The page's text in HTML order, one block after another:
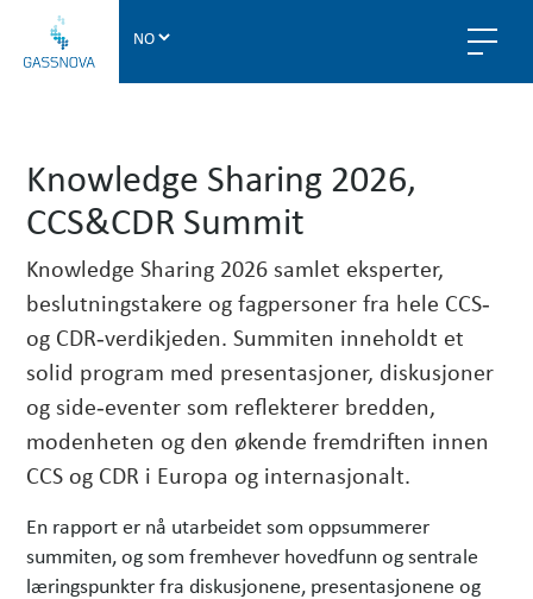
a
o
v
a
Knowledge Sharing 2026,
CCS&CDR Summit
Knowledge Sharing 2026 samlet eksperter,
beslutningstakere og fagpersoner fra hele CCS‑
og CDR‑verdikjeden. Summiten inneholdt et
solid program med presentasjoner, diskusjoner
og side‑eventer som reflekterer bredden,
modenheten og den økende fremdriften innen
CCS og CDR i Europa og internasjonalt.
En rapport er nå utarbeidet som oppsummerer
summiten, og som fremhever hovedfunn og sentrale
læringspunkter fra diskusjonene, presentasjonene og